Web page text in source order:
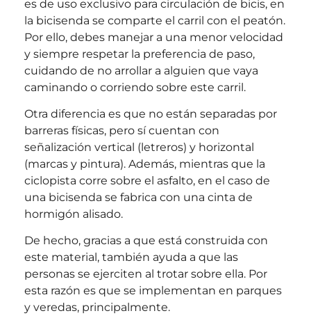
es de uso exclusivo para circulación de bicis, en
la bicisenda se comparte el carril con el peatón.
Por ello, debes manejar a una menor velocidad
y siempre respetar la preferencia de paso,
cuidando de no arrollar a alguien que vaya
caminando o corriendo sobre este carril.
Otra diferencia es que no están separadas por
barreras físicas, pero sí cuentan con
señalización vertical (letreros) y horizontal
(marcas y pintura). Además, mientras que la
ciclopista corre sobre el asfalto, en el caso de
una bicisenda se fabrica con una cinta de
hormigón alisado.
De hecho, gracias a que está construida con
este material, también ayuda a que las
personas se ejerciten al trotar sobre ella. Por
esta razón es que se implementan en parques
y veredas, principalmente.